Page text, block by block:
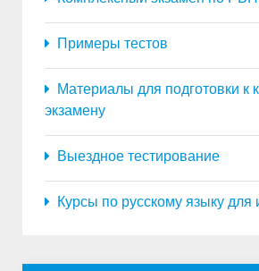
Примеры тестов
Материалы для подготовки к
экзамену
Выездное тестирование
Курсы по русскому языку для